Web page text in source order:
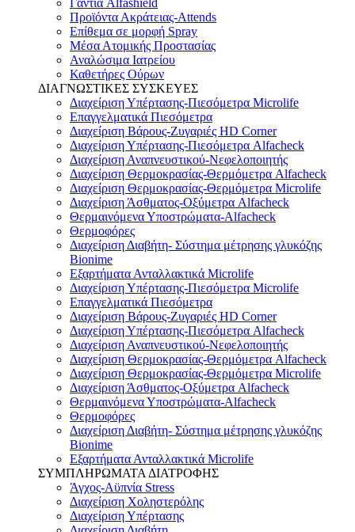
Γάντια Alfashield
Προϊόντα Ακράτειας-Attends
Επίθεμα σε μορφή Spray
Μέσα Ατομικής Προστασίας
Αναλώσιμα Ιατρείου
Καθετήρες Ούρων
ΔΙΑΓΝΩΣΤΙΚΕΣ ΣΥΣΚΕΥΕΣ
Διαχείριση Υπέρτασης-Πιεσόμετρα Microlife
Επαγγελματικά Πιεσόμετρα
Διαχείριση Βάρους-Ζυγαριές HD Corner
Διαχείριση Υπέρτασης-Πιεσόμετρα Alfacheck
Διαχείριση Αναπνευστικού-Νεφελοποιητής
Διαχείριση Θερμοκρασίας-Θερμόμετρα Alfacheck
Διαχείριση Θερμοκρασίας-Θερμόμετρα Microlife
Διαχείριση Άσθματος-Οξύμετρα Alfacheck
Θερμαινόμενα Υποστρώματα-Alfacheck
Θερμοφόρες
Διαχείριση Διαβήτη- Σύστημα μέτρησης γλυκόζης
Bionime
Εξαρτήματα Ανταλλακτικά Microlife
Διαχείριση Υπέρτασης-Πιεσόμετρα Microlife
Επαγγελματικά Πιεσόμετρα
Διαχείριση Βάρους-Ζυγαριές HD Corner
Διαχείριση Υπέρτασης-Πιεσόμετρα Alfacheck
Διαχείριση Αναπνευστικού-Νεφελοποιητής
Διαχείριση Θερμοκρασίας-Θερμόμετρα Alfacheck
Διαχείριση Θερμοκρασίας-Θερμόμετρα Microlife
Διαχείριση Άσθματος-Οξύμετρα Alfacheck
Θερμαινόμενα Υποστρώματα-Alfacheck
Θερμοφόρες
Διαχείριση Διαβήτη- Σύστημα μέτρησης γλυκόζης
Bionime
Εξαρτήματα Ανταλλακτικά Microlife
ΣΥΜΠΛΗΡΩΜΑΤΑ ΔΙΑΤΡΟΦΗΣ
Άγχος-Αϋπνία Stress
Διαχείριση Χοληστερόλης
Διαχείριση Υπέρτασης